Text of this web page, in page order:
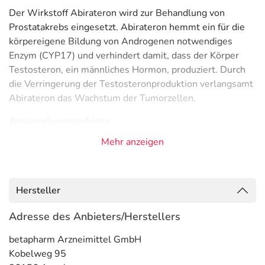
Der Wirkstoff Abirateron wird zur Behandlung von
Prostatakrebs eingesetzt. Abirateron hemmt ein für die
körpereigene Bildung von Androgenen notwendiges
Enzym (CYP17) und verhindert damit, dass der Körper
Testosteron, ein männliches Hormon, produziert. Durch
die Verringerung der Testosteronproduktion verlangsamt
Abirateron das Wachstum der Tumorzellen.
- Metastasierter hormonabhängiger Prostatakrebs, in
Prostatakrebs, symptomlos oder mit leichten
Androgenentzugsbehandlung, wenn eine Chemotherapie
- Metastasierter, kastrationsunempfindlicher
Prostatakrebs, wenn die Erkrankung während oder nach
Mehr anzeigen
Hersteller
Adresse des Anbieters/Herstellers
betapharm Arzneimittel GmbH
Kobelweg 95